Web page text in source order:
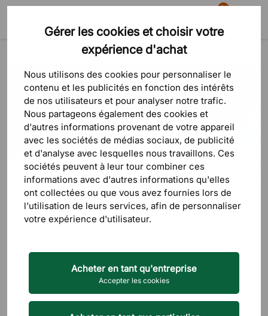
Gérer les cookies et choisir votre
expérience d'achat
Nous utilisons des cookies pour personnaliser le
contenu et les publicités en fonction des intérêts
de nos utilisateurs et pour analyser notre trafic.
Nous partageons également des cookies et
d'autres informations provenant de votre appareil
avec les sociétés de médias sociaux, de publicité
et d'analyse avec lesquelles nous travaillons. Ces
sociétés peuvent à leur tour combiner ces
informations avec d'autres informations qu'elles
ont collectées ou que vous avez fournies lors de
l'utilisation de leurs services, afin de personnaliser
votre expérience d'utilisateur.
Acheter en tant qu'entreprise
Accepter les cookies
Recherche
81
Panier
Accessoires de bureau Prises électriques pour bureaux